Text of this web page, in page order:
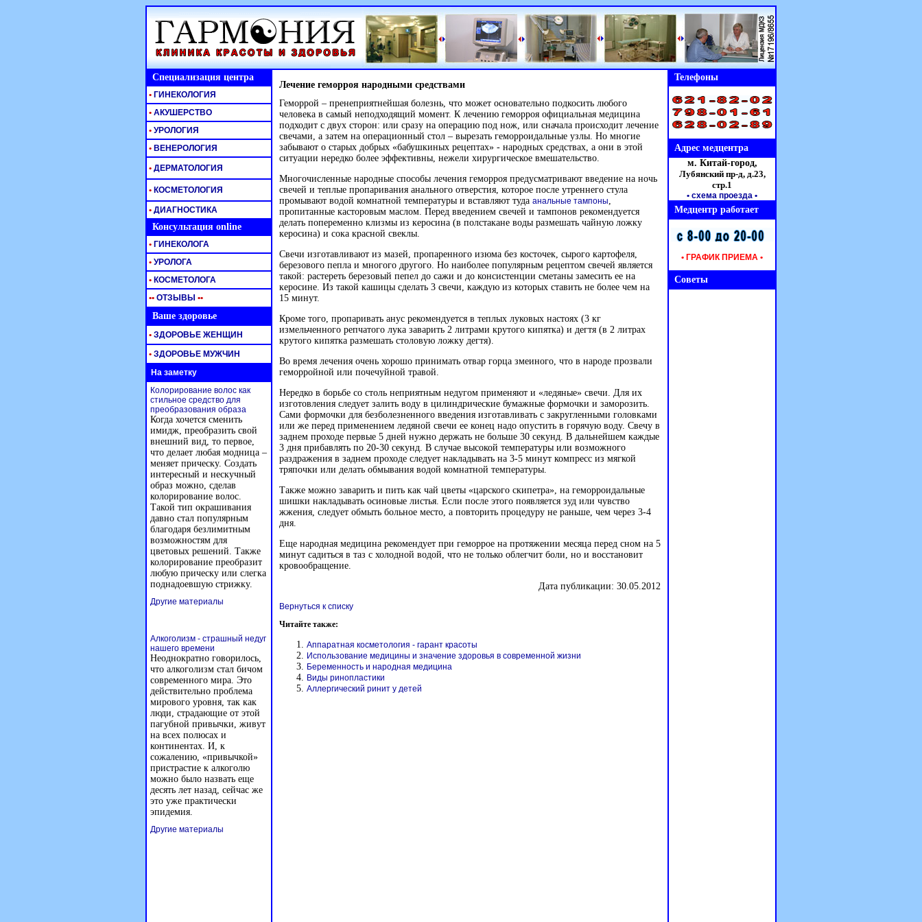
Специализация центра Лечение геморроя народными средствами
Геморрой – пренеприятнейшая болезнь, что может основательно подкосить любого
человека в самый неподходящий момент. К лечению геморроя официальная медицина
подходит с двух сторон: или сразу на операцию под нож, или сначала происходит лечение
свечами, а затем на операционный стол – вырезать геморроидальные узлы. Но многие
забывают о старых добрых «бабушкиных рецептах» - народных средствах, а они в этой
ситуации нередко более эффективны, нежели хирургическое вмешательство.
Многочисленные народные способы лечения геморроя предусматривают введение на ночь
свечей и теплые пропаривания анального отверстия, которое после утреннего стула
промывают водой комнатной температуры и вставляют туда анальные тампоны,
пропитанные касторовым маслом. Перед введением свечей и тампонов рекомендуется
делать попеременно клизмы из керосина (в полстакане воды размешать чайную ложку
керосина) и сока красной свеклы.
Свечи изготавливают из мазей, пропаренного изюма без косточек, сырого картофеля,
березового пепла и многого другого. Но наиболее популярным рецептом свечей является
такой: растереть березовый пепел до сажи и до консистенции сметаны замесить ее на
керосине. Из такой кашицы сделать 3 свечи, каждую из которых ставить не более чем на
15 минут.
Кроме того, пропаривать анус рекомендуется в теплых луковых настоях (3 кг
измельченного репчатого лука заварить 2 литрами крутого кипятка) и дегтя (в 2 литрах
крутого кипятка размешать столовую ложку дегтя).
Во время лечения очень хорошо принимать отвар горца змеиного, что в народе прозвали
геморройной или почечуйной травой.
Нередко в борьбе со столь неприятным недугом применяют и «ледяные» свечи. Для их
изготовления следует залить воду в цилиндрические бумажные формочки и заморозить.
Сами формочки для безболезненного введения изготавливать с закругленными головками
или же перед применением ледяной свечи ее конец надо опустить в горячую воду. Свечу в
заднем проходе первые 5 дней нужно держать не больше 30 секунд. В дальнейшем каждые
3 дня прибавлять по 20-30 секунд. В случае высокой температуры или возможного
раздражения в заднем проходе следует накладывать на 3-5 минут компресс из мягкой
тряпочки или делать обмывания водой комнатной температуры.
Также можно заварить и пить как чай цветы «царского скипетра», на геморроидальные
шишки накладывать осиновые листья. Если после этого появляется зуд или чувство
жжения, следует обмыть больное место, а повторить процедуру не раньше, чем через 3-4
дня.
Еще народная медицина рекомендует при геморрое на протяжении месяца перед сном на 5
минут садиться в таз с холодной водой, что не только облегчит боли, но и восстановит
кровообращение.
Дата публикации: 30.05.2012
Вернуться к списку
Читайте также:
Аппаратная косметология - гарант красоты
Использование медицины и значение здоровья в современной жизни
Беременность и народная медицина
Виды ринопластики
Аллергический ринит у детей
Телефоны
• ГИНЕКОЛОГИЯ
• АКУШЕРСТВО
• УРОЛОГИЯ
• ВЕНЕРОЛОГИЯ Адрес медцентра
• ДЕРМАТОЛОГИЯ
м. Китай-город,
Лубянский пр-д, д.23,
стр.1
• схема проезда •
• КОСМЕТОЛОГИЯ
• ДИАГНОСТИКА
Медцентр работает
Консультация online
• ГРАФИК ПРИЕМА •
• ГИНЕКОЛОГА
• УРОЛОГА
• КОСМЕТОЛОГА Советы
•• ОТЗЫВЫ ••
Ваше здоровье
• ЗДОРОВЬЕ ЖЕНЩИН
• ЗДОРОВЬЕ МУЖЧИН
На заметку
Колорирование волос как
стильное средство для
преобразования образа
Когда хочется сменить
имидж, преобразить свой
внешний вид, то первое,
что делает любая модница –
меняет прическу. Создать
интересный и нескучный
образ можно, сделав
колорирование волос.
Такой тип окрашивания
давно стал популярным
благодаря безлимитным
возможностям для
цветовых решений. Также
колорирование преобразит
любую прическу или слегка
поднадоевшую стрижку.
Другие материалы
Алкоголизм - страшный недуг
нашего времени
Неоднократно говорилось,
что алкоголизм стал бичом
современного мира. Это
действительно проблема
мирового уровня, так как
люди, страдающие от этой
пагубной привычки, живут
на всех полюсах и
континентах. И, к
сожалению, «привычкой»
пристрастие к алкоголю
можно было назвать еще
десять лет назад, сейчас же
это уже практически
эпидемия.
Другие материалы